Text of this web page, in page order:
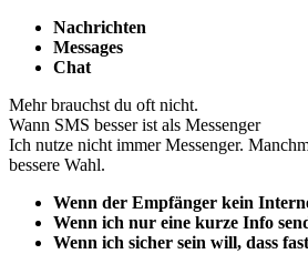
Nachrichten
Messages
Chat
Mehr brauchst du oft nicht.
Wann SMS besser ist als Messenger
Ich nutze nicht immer Messenger.
bessere Wahl.
Wenn der Empfänger kein
Wenn ich nur eine kurze Info
Wenn ich sicher sein will, dass